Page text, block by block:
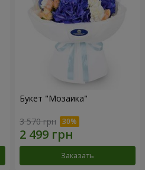
Букет "Мозаика"
3 570 грн
Заказать